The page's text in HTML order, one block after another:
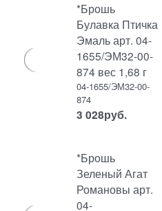
*Брошь
Булавка Птичка
Эмаль арт. 04-
1655/ЭМ32-00-
874 вес 1,68 г
04-1655/ЭМ32-00-
874
3 028руб.
*Брошь
Зеленый Агат
Романовы арт.
04-